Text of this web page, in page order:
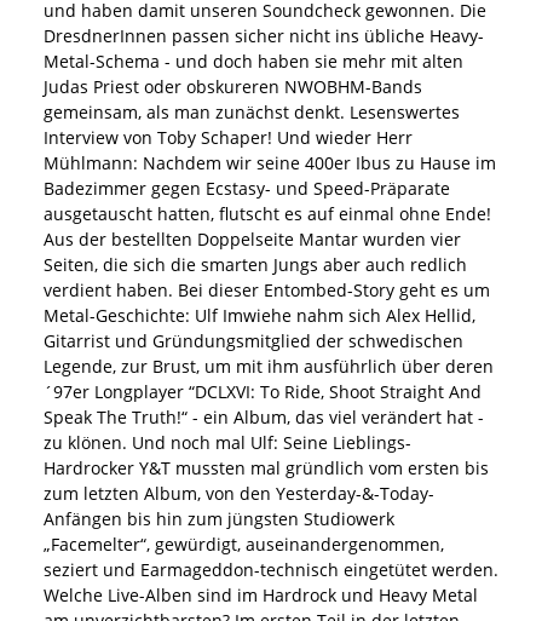
und haben damit unseren Soundcheck gewonnen. Die
DresdnerInnen passen sicher nicht ins übliche Heavy-
Metal-Schema - und doch haben sie mehr mit alten
Judas Priest oder obskureren NWOBHM-Bands
gemeinsam, als man zunächst denkt. Lesenswertes
Interview von Toby Schaper! Und wieder Herr
Mühlmann: Nachdem wir seine 400er Ibus zu Hause im
Badezimmer gegen Ecstasy- und Speed-Präparate
ausgetauscht hatten, flutscht es auf einmal ohne Ende!
Aus der bestellten Doppelseite Mantar wurden vier
Seiten, die sich die smarten Jungs aber auch redlich
verdient haben. Bei dieser Entombed-Story geht es um
Metal-Geschichte: Ulf Imwiehe nahm sich Alex Hellid,
Gitarrist und Gründungsmitglied der schwedischen
Legende, zur Brust, um mit ihm ausführlich über deren
´97er Longplayer “DCLXVI: To Ride, Shoot Straight And
Speak The Truth!“ - ein Album, das viel verändert hat -
zu klönen. Und noch mal Ulf: Seine Lieblings-
Hardrocker Y&T mussten mal gründlich vom ersten bis
zum letzten Album, von den Yesterday-&-Today-
Anfängen bis hin zum jüngsten Studiowerk
„Facemelter“, gewürdigt, auseinandergenommen,
seziert und Earmageddon-technisch eingetütet werden.
Welche Live-Alben sind im Hardrock und Heavy Metal